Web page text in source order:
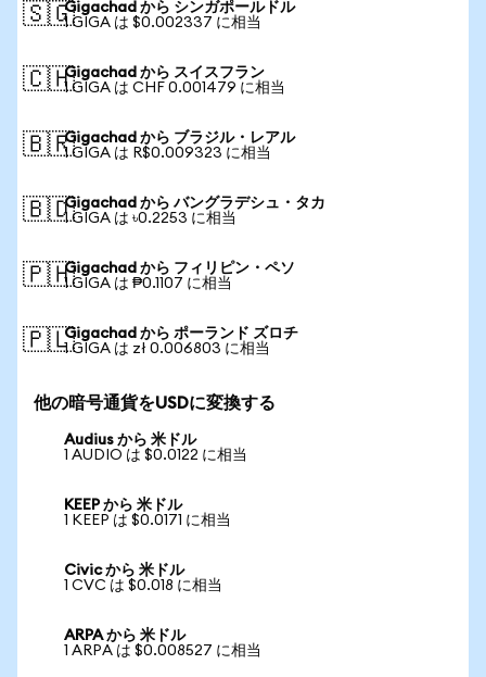
🇸🇬Gigachad から シンガポールドル
1 GIGA は $0.002337 に相当
🇨🇭Gigachad から スイスフラン
1 GIGA は CHF 0.001479 に相当
🇧🇷Gigachad から ブラジル・レアル
1 GIGA は R$0.009323 に相当
🇧🇩Gigachad から バングラデシュ・タカ
1 GIGA は ৳0.2253 に相当
🇵🇭Gigachad から フィリピン・ペソ
1 GIGA は ₱0.1107 に相当
🇵🇱Gigachad から ポーランド ズロチ
1 GIGA は zł 0.006803 に相当
他の暗号通貨をUSDに変換する
Audius から 米ドル
1 AUDIO は $0.0122 に相当
KEEP から 米ドル
1 KEEP は $0.0171 に相当
Civic から 米ドル
1 CVC は $0.018 に相当
ARPA から 米ドル
1 ARPA は $0.008527 に相当